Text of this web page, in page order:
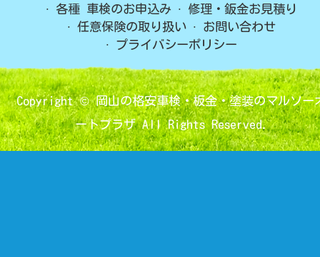
各種 車検のお申込み
修理・鈑金お見積り
任意保険の取り扱い
お問い合わせ
プライバシーポリシー
Copyright ©岡山の格安車検・板金・塗装のマルソー
ートプラザAll Rights Reserved.